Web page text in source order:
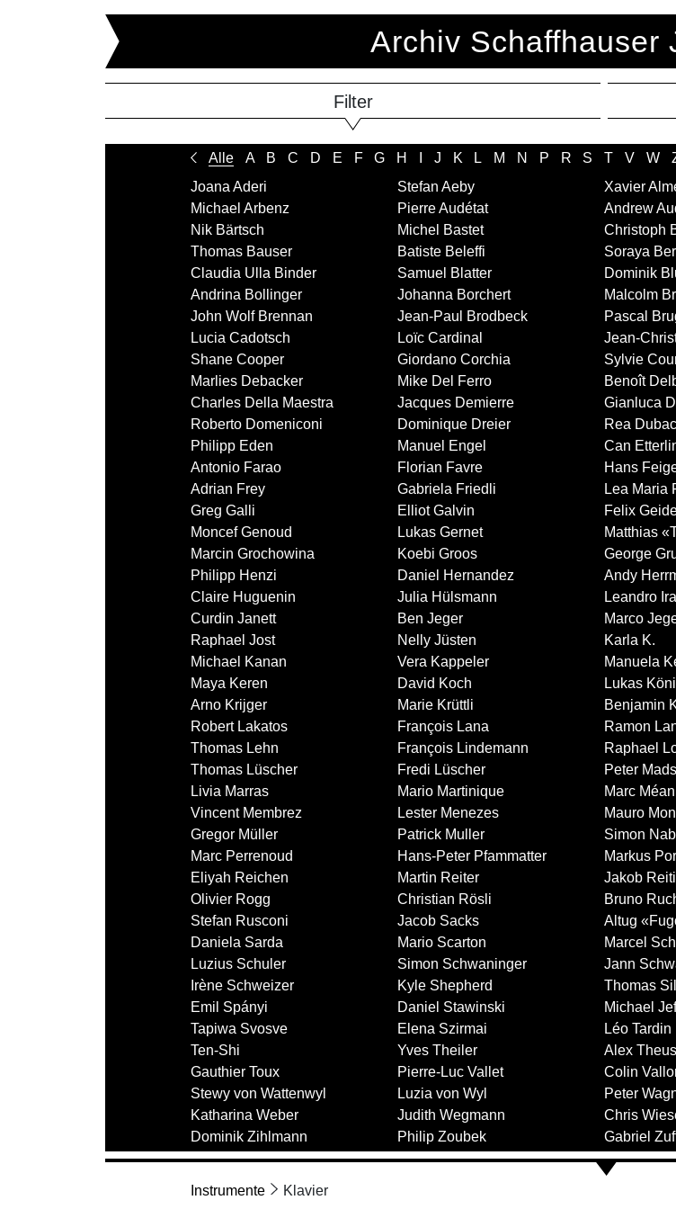
Archiv Schaffhauser
Filter
Alle A B C D E F G H J K L M N P R S T V W
Joana Aderi
Stefan Aeby Xavier
Michael Arbenz
Pierre Audétat Andrew
Nik Bärtsch
Michel Bastet Christoph
Thomas Bauser
Batiste Beleffi Soraya
Claudia Ulla Binder
Samuel Blatter Dominik
Andrina Bollinger
Johanna Borchert Malcolm
John Wolf Brennan
Jean-Paul Brodbeck Pascal
Lucia Cadotsch
Loïc Cardinal Jean-
Shane Cooper
Giordano Corchia Sylvie
Marlies Debacker
Mike Del Ferro Benoît
Charles Della Maestra
Jacques Demierre Gianluca
Roberto Domeniconi
Dominique Dreier Rea
Philipp Eden
Manuel Engel Can
Antonio Farao
Florian Favre Hans
Adrian Frey
Gabriela Friedli Lea Maria
Greg Galli
Elliot Galvin Felix
Moncef Genoud
Lukas Gernet Matthias
Marcin Grochowina
Koebi Groos George
Philipp Henzi
Daniel Hernandez Andy
Claire Huguenin
Julia Hülsmann Leandro
Curdin Janett
Ben Jeger Marco
Raphael Jost
Nelly Jüsten Karla K.
Michael Kanan
Vera Kappeler Manuela
Maya Keren
David Koch Lukas
Arno Krijger
Marie Krüttli Benjamin
Robert Lakatos
François Lana Ramon
Thomas Lehn
François Lindemann Raphael
Thomas Lüscher
Fredi Lüscher Peter
Livia Marras
Mario Martinique Marc Méan
Vincent Membrez
Lester Menezes Mauro
Gregor Müller
Patrick Muller Simon
Marc Perrenoud
Hans-Peter Pfammatter Markus
Eliyah Reichen
Martin Reiter Jakob
Olivier Rogg
Christian Rösli Bruno
Stefan Rusconi
Jacob Sacks Altug
Daniela Sarda
Mario Scarton Marcel
Luzius Schuler
Simon Schwaninger Jann
Irène Schweizer
Kyle Shepherd Thomas
Emil Spányi
Daniel Stawinski Michael
Tapiwa Svosve
Elena Szirmai Léo Tardin
Ten-Shi
Yves Theiler Alex Theus
Gauthier Toux
Pierre-Luc Vallet Colin
Stewy von Wattenwyl
Luzia von Wyl Peter
Katharina Weber
Judith Wegmann Chris
Dominik Zihlmann
Philip Zoubek Gabriel
Instrumente Klavier